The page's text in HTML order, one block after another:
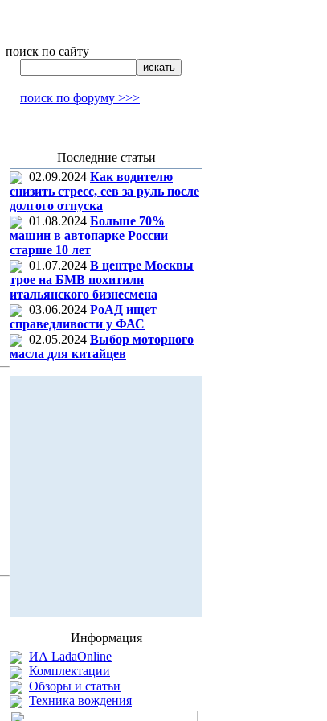
поиск по сайту
поиск по форуму >>>
Последние статьи
02.09.2024 Как водителю
снизить стресс, сев за руль после
долгого отпуска
01.08.2024 Больше 70%
машин в автопарке России
старше 10 лет
01.07.2024 В центре Москвы
трое на БМВ похитили
итальянского бизнесмена
03.06.2024 РоАД ищет
справедливости у ФАС
02.05.2024 Выбор моторного
масла для китайцев
Информация
ИА LadaOnline
Комплектации
Обзоры и статьи
Техника вождения